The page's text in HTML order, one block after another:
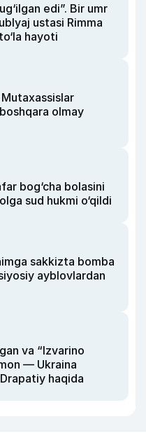
edi”. Bir umr
ustasi Rimma
hayoti
olmay
bog‘cha bolasini
sud hukmi o‘qildi
sakkizta bomba
ayblovlardan
va “Izvarino
— Ukraina
haqida